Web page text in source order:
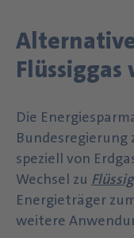
Flüssiggas
Die
Bundesregierung
speziell von
Wechsel zu
Energieträger
weitere